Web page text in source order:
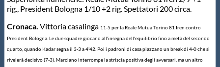
rig., President Bologna 1/10 +2 rig. Spettatori 200 circa.
Cronaca. Vittoria casalinga 11-5 per la Reale Mutua Torino 81 Iren contro
President Bologna. Le due squadre giocano all'insegna dell'equilibrio fino a metà del secondo
quarto, quando Kadar segna il 3-3 a 4'42. Poi i padroni di casa piazzano un break di 4-0 che si
rivelerà decisivo (7-3). Marciano interrompe la striscia positiva degli avversari, ma un altro